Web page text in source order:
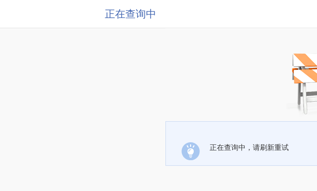
正在查询中
正在查询中，请刷新重试